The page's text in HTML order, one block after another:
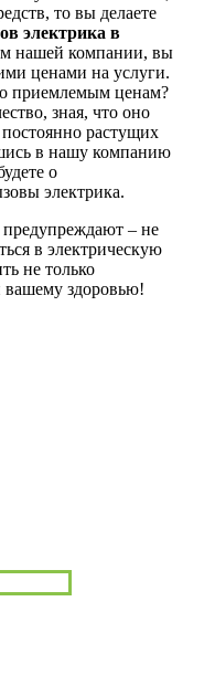
то вы делаете
электрика в
нашей компании, вы
ценами на услуги.
приемлемым ценам?
зная, что оно
растущих
в нашу компанию
о
электрика.
– не
в электрическую
не только
вашему здоровью!